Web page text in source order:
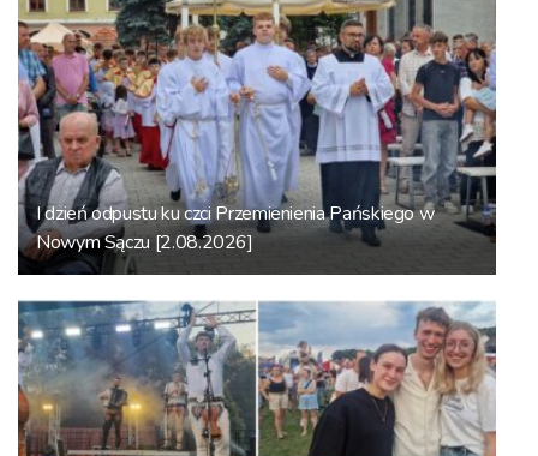
I dzień odpustu ku czci Przemienienia Pańskiego w
Nowym Sączu [2.08.2026]